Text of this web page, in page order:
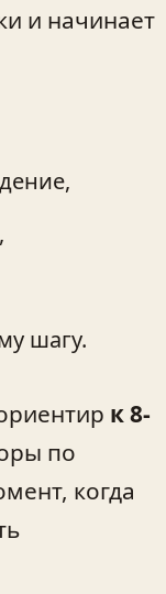
и начинает
шагу.
к 8-
по
когда